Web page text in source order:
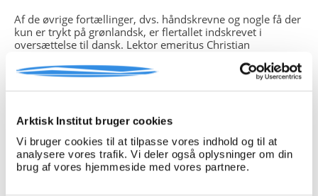
Arktisk Institut bruger cookies
Vi bruger cookies til at tilpasse vores indhold og til at
analysere vores trafik. Vi deler også oplysninger om din
brug af vores hjemmeside med vores partnere.
Af de øvrige fortællinger, dvs. håndskrevne og nogle få der
kun er trykt på grønlandsk, er flertallet indskrevet i
oversættelse til dansk. Lektor emeritus Christian
Lynge, Nuuk, en større antal, Grethe Lindenhann nogle få
og Signe Åsblom ligeså. Der er huller i mange
oversættelser, enten når håndskriften har været utydelig,
nedskriveren, der kan være den samme som fortælleren,
kilden, som regel håndskriftet, forudsat man har de
fornødne kundskaber i grønlandsk. Ellers må brugeren
gøre opmærksom på manglerne og usikkerhederne i sin